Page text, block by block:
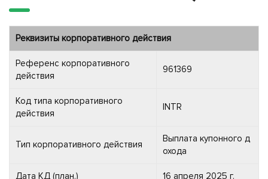
Реквизиты корпоративного действия
Референс корпоративного
действия
961369
Код типа корпоративного
действия
INTR
Тип корпоративного действия
Выплата купонного д
охода
Дата КД (план.) 16 апреля 2025 г.